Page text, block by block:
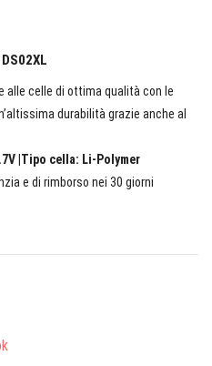
alle celle di ottima qualità con le
durabilità grazie anche al
|Tipo cella: Li-Polymer
e di rimborso nei 30 giorni